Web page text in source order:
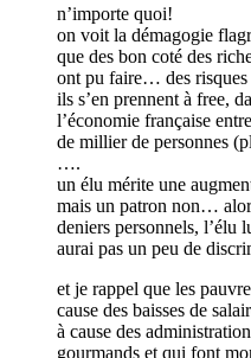
n’importe quoi!
on voit la démagogie
que des bon coté des
ont pu faire… des
ils s’en prennent à free,
l’économie française
de millier de personnes
….
un élu mérite une
mais un patron non…
deniers personnels, l’élu
aurai pas un peu de
et je rappel que les
cause des baisses de
à cause des
gourmands et qui font